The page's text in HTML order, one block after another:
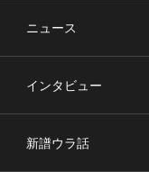
ニュース
インタビュー
新譜ウラ話